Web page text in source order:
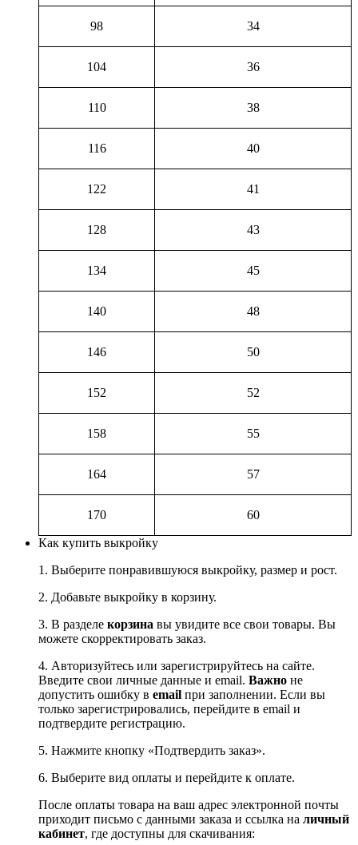
98 34
104 36
110 38
116 40
122 41
128 43
134 45
140 48
146 50
152 52
158 55
164 57
170 60
Как купить выкройку
1. Выберите понравившуюся выкройку, размер и рост.
2. Добавьте выкройку в корзину.
3. В разделе корзина вы увидите все свои товары. Вы
можете скорректировать заказ.
4. Авторизуйтесь или зарегистрируйтесь на сайте.
Введите свои личные данные и email. Важно не
допустить ошибку в email при заполнении. Если вы
только зарегистрировались, перейдите в email и
подтвердите регистрацию.
5. Нажмите кнопку «Подтвердить заказ».
6. Выберите вид оплаты и перейдите к оплате.
После оплаты товара на ваш адрес электронной почты
приходит письмо с данными заказа и ссылка на личный
кабинет, где доступны для скачивания: